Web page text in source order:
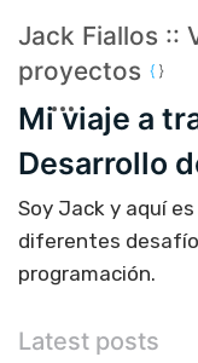
Jack Fiallos ::
proyectos
Mi viaje a
Desarrollo
Soy Jack y aquí
diferentes
programación.
Latest posts